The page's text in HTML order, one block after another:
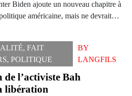
Biden ajoute un nouveau chapitre à
américaine, mais ne devrait…
, FAIT
, POLITIQUE
BY
LANGFILS
de l’activiste Bah
libération